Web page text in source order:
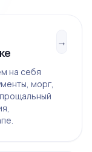
на себя
морг,
→